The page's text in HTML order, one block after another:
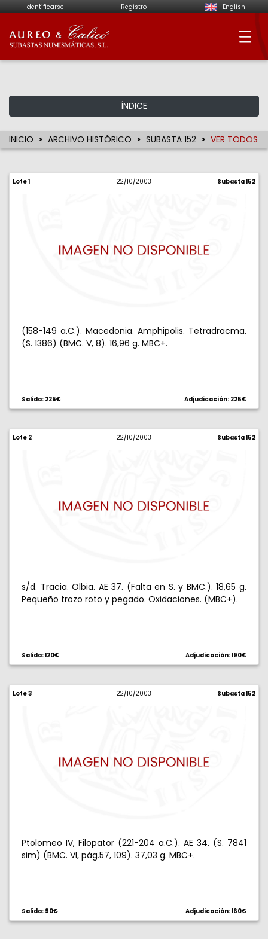
Identificarse Registro English
Aureo & Calicó -
ÍNDICE
INICIO ARCHIVO HISTÓRICO SUBASTA 152 VER TODOS
Lote 1 22/10/2003 Subasta 152
(158-149 a.C.). Macedonia. Amphipolis. Tetradracma.
(S. 1386) (BMC. V, 8). 16,96 g. MBC+.
Salida: 225€ Adjudicación: 225€
Lote 2 22/10/2003 Subasta 152
s/d. Tracia. Olbia. AE 37. (Falta en S. y BMC.). 18,65 g.
Pequeño trozo roto y pegado. Oxidaciones. (MBC+).
Salida: 120€ Adjudicación: 190€
Lote 3 22/10/2003 Subasta 152
Ptolomeo IV, Filopator (221-204 a.C.). AE 34. (S. 7841
sim) (BMC. VI, pág.57, 109). 37,03 g. MBC+.
Salida: 90€ Adjudicación: 160€